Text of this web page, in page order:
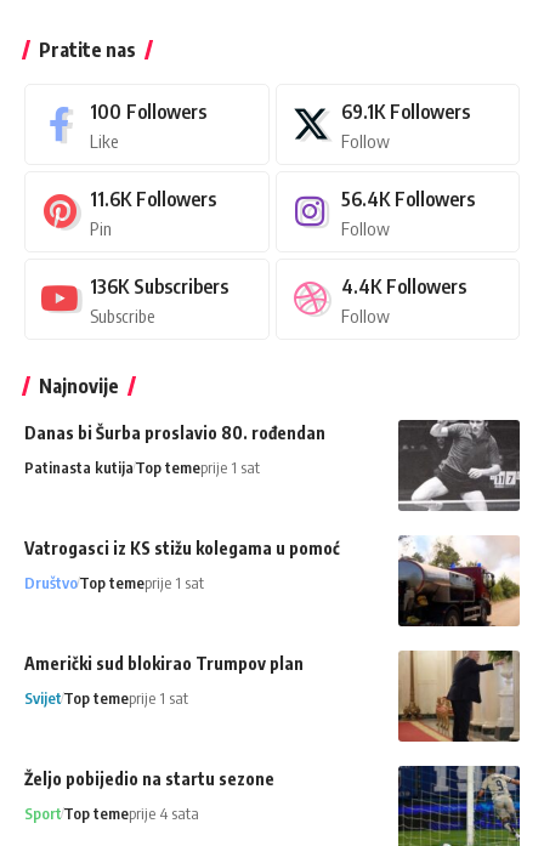
Pratite nas
100 Followers
Like
69.1K Followers
Follow
11.6K Followers
Pin
56.4K Followers
Follow
136K Subscribers
Subscribe
4.4K Followers
Follow
Najnovije
Danas bi Šurba proslavio 80. rođendan
Patinasta kutijaTop temeprije 1 sat
Vatrogasci iz KS stižu kolegama u pomoć
DruštvoTop temeprije 1 sat
Američki sud blokirao Trumpov plan
SvijetTop temeprije 1 sat
Željo pobijedio na startu sezone
SportTop temeprije 4 sata